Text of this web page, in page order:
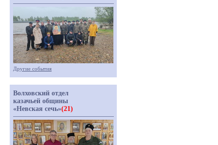
Другие события
Волховский отдел
казачьей общины
«Невская сечь»(21)